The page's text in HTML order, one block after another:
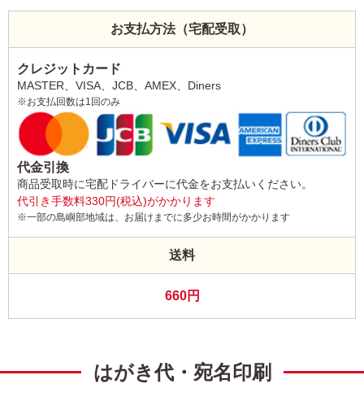
お支払方法（宅配受取）
クレジットカード
MASTER、VISA、JCB、AMEX、Diners
※お支払回数は1回のみ
代金引換
商品受取時に宅配ドライバーに代金をお支払いください。
代引き手数料330円(税込)がかかります
※一部の島嶼部地域は、お届けまでに多少お時間がかかります
送料
660円
はがき代・宛名印刷